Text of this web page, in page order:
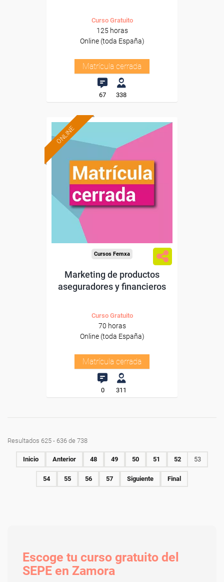
Curso Gratuito
125 horas
Online (toda España)
Matrícula cerrada
67 338
ONLINE
Cursos Femxa
Marketing de productos
aseguradores y financieros
Curso Gratuito
70 horas
Online (toda España)
Matrícula cerrada
0 311
Resultados 625 - 636 de 738
Inicio Anterior 48 49 50 51 52 53
54 55 56 57 Siguiente Final
Escoge tu curso gratuito del
SEPE en Zamora